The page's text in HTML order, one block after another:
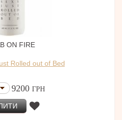
ON FIRE
Rolled out of Bed
9200 ГРН